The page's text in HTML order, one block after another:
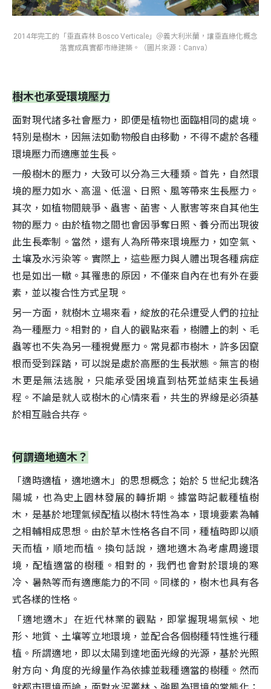
2014年完工的「垂直森林 Bosco Verticale」＠義大利米蘭，讓垂直綠化概念
落實成真實都市綠建築。（圖片來源：Canva）
樹木也承受環境壓力
面對現代諸多社會壓力，即便是植物也面臨相同的處境。
特別是樹木，因無法如動物般自由移動，不得不處於各種
環境壓力而適應並生長。
一般樹木的壓力，大致可以分為三大種類。首先，自然環
境的壓力如水、高溫、低溫、日照、風等帶來生長壓力。
其次，如植物間競爭、蟲害、菌害、人獸害等來自其他生
物的壓力。由於植物之間也會因爭奪日照、養分而出現彼
此生長牽制。當然，還有人為所帶來環境壓力，如空氣、
土壤及水污染等。實際上，這些壓力與人體出現各種病症
也是如出一轍。其罹患的原因，不僅來自內在也有外在要
素，並以複合性方式呈現。
另一方面，就樹木立場來看，綻放的花朵遭受人們的拉扯
為一種壓力。相對的，自人的觀點來看，樹體上的刺、毛
蟲等也不失為另一種視覺壓力。常見都市樹木，許多因竄
根而受到踩踏，可以說是處於高壓的生長狀態。無言的樹
木更是無法逃脫，只能承受困境直到枯死並結束生長過
程。不論是就人或樹木的心情來看，共生的界線是必須基
於相互融合共存。
何謂適地適木？
「適時適植，適地適木」的思想概念；始於 5 世紀北魏洛
陽城，也為史上園林發展的轉折期。據當時記載種植樹
木，是基於地理氣候配植以樹木特性為本，環境要素為輔
之相輔相成思想。由於草木性格各自不同，種植時即以順
天而植，順地而植。換句話說，適地適木為考慮周邊環
境，配植適當的樹種。相對的，我們也會對於環境的寒
冷、暑熱等而有適應能力的不同。同樣的，樹木也具有各
式各樣的性格。
「適地適木」在近代林業的觀點，即掌握現場氣候、地
形、地質、土壤等立地環境，並配合各個樹種特性進行種
植。所謂適地，即以太陽到達地面光線的光源，基於光照
射方向、角度的光線量作為依據並栽種適當的樹種。然而